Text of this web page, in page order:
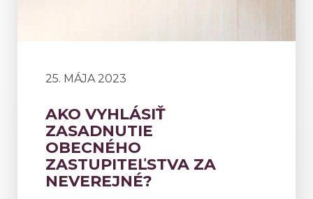
25. MÁJA 2023
AKO VYHLÁSIŤ
ZASADNUTIE
OBECNÉHO
ZASTUPITEĽSTVA ZA
NEVEREJNÉ?